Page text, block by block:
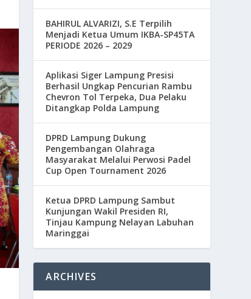
BAHIRUL ALVARIZI, S.E Terpilih
Menjadi Ketua Umum IKBA-SP45TA
PERIODE 2026 – 2029
Aplikasi Siger Lampung Presisi
Berhasil Ungkap Pencurian Rambu
Chevron Tol Terpeka, Dua Pelaku
Ditangkap Polda Lampung
DPRD Lampung Dukung
Pengembangan Olahraga
Masyarakat Melalui Perwosi Padel
Cup Open Tournament 2026
Ketua DPRD Lampung Sambut
Kunjungan Wakil Presiden RI,
Tinjau Kampung Nelayan Labuhan
Maringgai
ARCHIVES